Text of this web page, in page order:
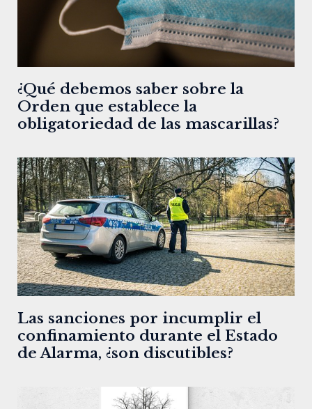
¿Qué debemos saber sobre la
Orden que establece la
obligatoriedad de las mascarillas?
Las sanciones por incumplir el
confinamiento durante el Estado
de Alarma, ¿son discutibles?